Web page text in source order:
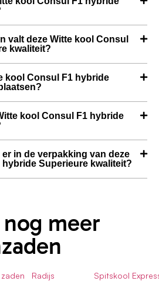
valt deze Witte kool Consul
kwaliteit?
kool Consul F1 hybride
kool Consul F1 hybride
er in de verpakking van deze
Superieure kwaliteit?
meer
Radijs
Spitskool